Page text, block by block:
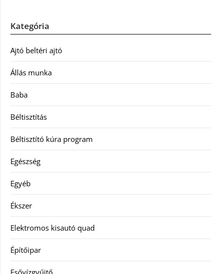
Kategória
Ajtó beltéri ajtó
Állás munka
Baba
Béltisztítás
Béltisztító kúra program
Egészség
Egyéb
Ékszer
Elektromos kisautó quad
Építőipar
Esővízgyűjtő